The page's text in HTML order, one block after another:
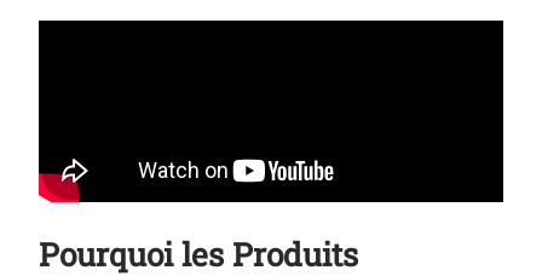
Pourquoi les Produits